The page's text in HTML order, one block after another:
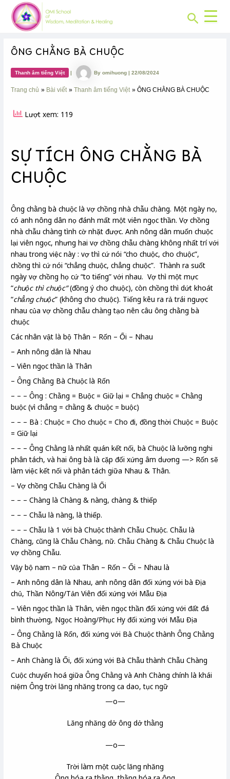
content
Search
ÔNG CHẰNG BÀ CHUỘC
Thanh âm tiếng Việt | Byomihuong|22/08/2024
Trang chủ Bài viết Thanh âm tiếng Việt ÔNG CHẰNG BÀ CHUỘC
Lượt xem: 119
SỰ TÍCH ÔNG CHẰNG BÀ
CHUỘC
Ông chằng bà chuộc là vợ chồng nhà chẫu chàng. Một ngày nọ,
có anh nông dân nọ đánh mất một viên ngọc thần. Vợ chồng
nhà chẫu chàng tình cờ nhặt được. Anh nông dân muốn chuộc
lại viên ngọc, nhưng hai vợ chồng chẫu chàng không nhất trí với
nhau trong việc này : vợ thì cứ nói “cho chuộc, cho chuộc”,
chồng thì cứ nói “chẳng chuộc, chẳng chuộc”. Thành ra suốt
ngày vợ chồng họ cứ “to tiếng” với nhau. Vợ thì một mực
“chuộc thì chuộc”(đồng ý cho chuộc), còn chồng thì dứt khoát
“chẳng chuộc” (không cho chuộc). Tiếng kêu ra rả trái ngược
nhau của vợ chồng chẫu chàng tạo nên câu ông chằng bà
chuộc
Các nhân vật là bộ Thân – Rốn – Ối – Nhau
– Anh nông dân là Nhau
– Viên ngọc thần là Thân
– Ông Chằng Bà Chuộc là Rốn
– – – Ông : Chằng = Buộc = Giữ lại = Chẳng chuộc = Chằng
buộc (vì chẳng = chằng & chuộc = buộc)
– – – Bà : Chuộc = Cho chuộc = Cho đi, đồng thời Chuộc = Buộc
= Giữ lại
– – – Ông Chằng là nhất quán kết nối, bà Chuộc là lưỡng nghi
phân tách, và hai ông bà là cặp đối xứng âm dương —> Rốn sẽ
làm việc kết nối và phân tách giữa Nhau & Thân.
– Vợ chồng Chẫu Chàng là Ối
– – – Chàng là Chàng & nàng, chàng & thiếp
– – – Chẫu là nàng, là thiếp.
– – – Chẫu là 1 với bà Chuộc thành Chẫu Chuộc. Chẫu là
Chàng, cũng là Chẫu Chàng, nữ. Chẫu Chàng & Chẫu Chuộc là
vợ chồng Chẫu.
Vậy bộ nam – nữ của Thân – Rốn – Ối – Nhau là
– Anh nông dân là Nhau, anh nông dân đối xứng với bà Địa
chủ, Thần Nông/Tản Viên đối xứng với Mẫu Địa
– Viên ngọc thần là Thân, viên ngọc thần đối xứng với đất đá
bình thường, Ngọc Hoàng/Phục Hy đối xứng với Mẫu Địa
– Ông Chằng là Rốn, đối xứng với Bà Chuộc thành Ông Chằng
Bà Chuộc
– Anh Chàng là Ối, đối xứng với Bà Chẫu thành Chẫu Chàng
Cuộc chuyển hoá giữa Ông Chằng và Anh Chàng chính là khái
niệm Ông trời lăng nhăng trong ca dao, tục ngữ
—o—
Lăng nhăng dở ông dở thằng
—o—
Trời làm một cuộc lăng nhăng
Post
navigation
CHUYÊN
MỤC: